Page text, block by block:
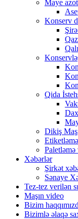
Maye azot
Konserv
Qida
Dikiş
Etiketləmə
Paletləmə
Xəbərlər
Şirkət
Sənaye
Tez-tez verilən
Maşın video
Bizim
Bizimlə əlaqə